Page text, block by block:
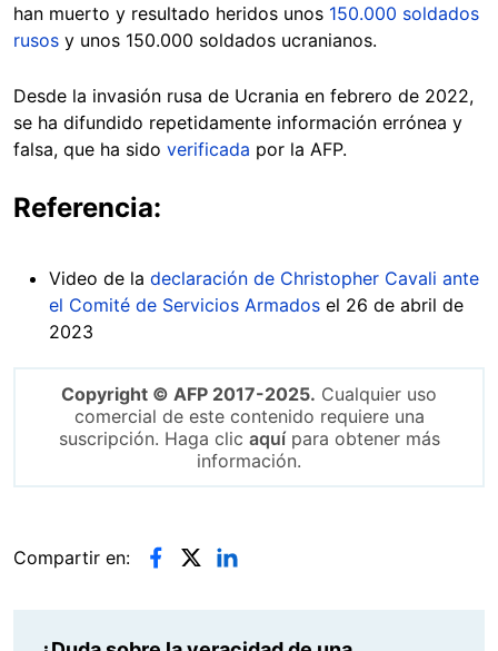
han muerto y resultado heridos unos 150.000 soldados
rusos y unos 150.000 soldados ucranianos.
Desde la invasión rusa de Ucrania en febrero de 2022,
se ha difundido repetidamente información errónea y
falsa, que ha sido verificada por la AFP.
Referencia:
Video de la declaración de Christopher Cavali ante
el Comité de Servicios Armados el 26 de abril de
2023
Copyright © AFP 2017-2025. Cualquier uso
comercial de este contenido requiere una
suscripción. Haga clic aquípara obtener más
información.
Compartir en: